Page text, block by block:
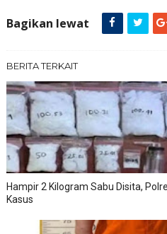
Bagikan lewat
BERITA TERKAIT
Hampir 2 Kilogram Sabu Disita,
Kasus